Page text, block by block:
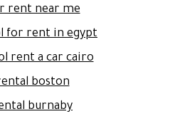
rent near me
for rent in egypt
rent a car cairo
boston
burnaby